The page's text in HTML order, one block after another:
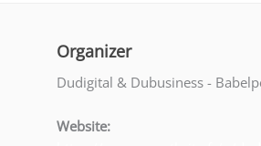
Organizer
Dudigital & Dubusiness -
Website: